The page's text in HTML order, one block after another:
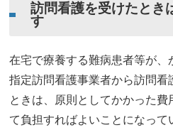
訪問看護を受けたとき
す
在宅で療養する難病患者等が、
指定訪問看護事業者から訪問看
ときは、原則としてかかった費
て負担すればよいことになっ